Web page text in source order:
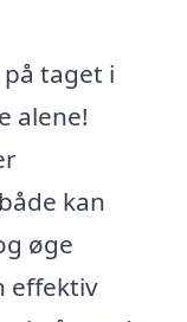
taget i
alene!
kan
øge
effektiv